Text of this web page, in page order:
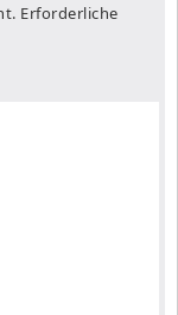
Erforderliche